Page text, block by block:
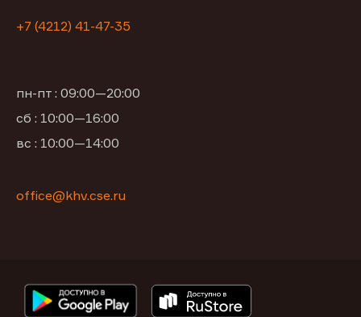
+7 (4212) 41-47-35
пн-пт : 09:00—20:00
сб : 10:00—16:00
вс : 10:00—14:00
office@khv.cse.ru